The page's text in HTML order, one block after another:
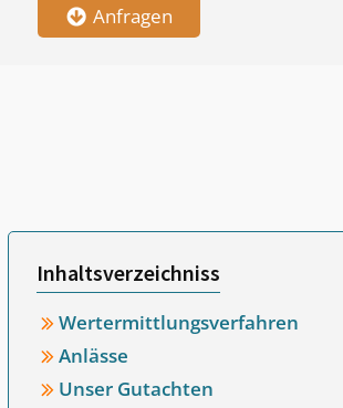
Anfragen
Inhaltsverzeichniss
Wertermittlungsverfahren
Anlässe
Unser Gutachten